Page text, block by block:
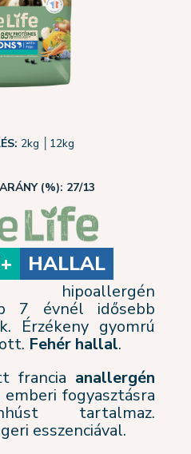
2kg 12kg
(%): 27/13
HALLAL
hipoallergén
7 évnél idősebb
Érzékeny gyomrú
Fehér hallal.
francia anallergén
fogyasztásra
tartalmaz.
esszenciával.